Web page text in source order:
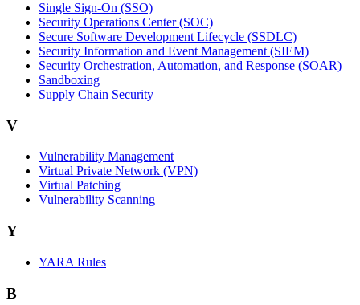
Single Sign-On (SSO)
Security Operations Center (SOC)
Secure Software Development Lifecycle (SSDLC)
Security Information and Event Management (SIEM)
Security Orchestration, Automation, and Response (SOAR)
Sandboxing
Supply Chain Security
V
Vulnerability Management
Virtual Private Network (VPN)
Virtual Patching
Vulnerability Scanning
Y
YARA Rules
B